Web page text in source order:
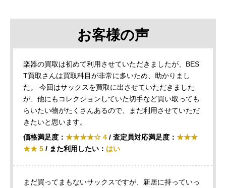
お客様の声
楽器の買取は初めて利用させていただきましたが、BES
T買取さんは買取科目が非常に多いため、助かりまし
た。 今回はサックスを買取に出させていただきました
が、他にもコレクションしていた切手など買い取っても
らいたい物がたくさんあるので、まだ利用させていただ
きたいと思います。
価格満足度： ★★★★☆ 4 / 査定員対応満足度： ★★★
★★ 5 / また利用したい： はい
まだ買ってまもないサックスですが、新居に持っていっ